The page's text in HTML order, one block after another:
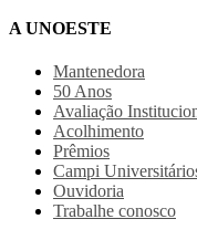
A UNOESTE
Mantenedora
50 Anos
Avaliação
Acolhimento
Prêmios
Campi
Ouvidoria
Trabalhe conosco